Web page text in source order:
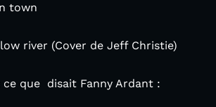
town
river (Cover de Jeff Christie)
que disait Fanny Ardant :